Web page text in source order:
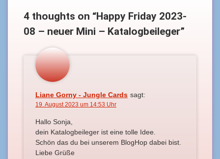
4 thoughts on “Happy Friday 2023-
08 – neuer Mini – Katalogbeileger”
Liane Gorny - Jungle Cards sagt:
19. August 2023 um 14:53 Uhr
Hallo Sonja,
dein Katalogbeileger ist eine tolle Idee.
Schön das du bei unserem BlogHop dabei bist.
Liebe Grüße